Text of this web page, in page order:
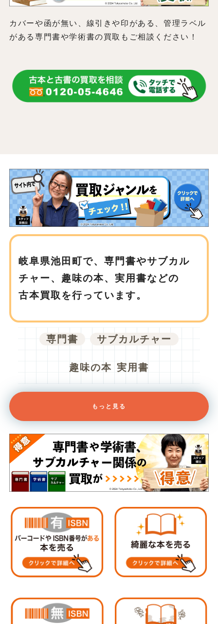
カバーや函が無い、線引きや印がある、管理ラベル
がある専門書や学術書の買取もご相談ください！
岐阜県池田町で、専門書やサブカル
チャー、趣味の本、実用書などの
古本買取を行っています。
専門書 サブカルチャー
趣味の本 実用書
もっと見る